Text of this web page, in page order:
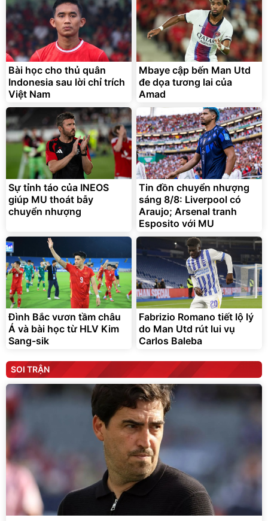
Bài học cho thủ quân
Indonesia sau lời chỉ trích
Việt Nam
Mbaye cập bến Man Utd
đe dọa tương lai của
Amad
Sự tỉnh táo của INEOS
giúp MU thoát bẫy
chuyển nhượng
Tin đồn chuyển nhượng
sáng 8/8: Liverpool có
Araujo; Arsenal tranh
Esposito với MU
Đình Bắc vươn tầm châu
Á và bài học từ HLV Kim
Sang-sik
Fabrizio Romano tiết lộ lý
do Man Utd rút lui vụ
Carlos Baleba
SOI TRẬN